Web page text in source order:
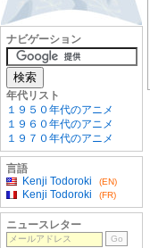
ナビゲーション
年代リスト
１９５０年代のアニメ
１９６０年代のアニメ
１９７０年代のアニメ
言語
Kenji Todoroki
(EN)
Kenji Todoroki (FR)
ニュースレター